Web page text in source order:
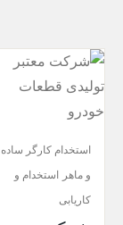
استخدام کارگر ساده
و ماهر
استخدام و
کاریابی